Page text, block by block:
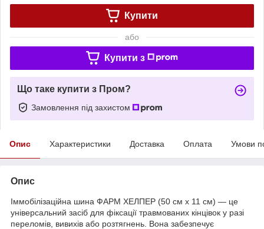
Купити
або
Купити з
Що таке купити з Пром?
Замовлення під захистом
Опис Характеристики Доставка Оплата Умови
Опис
Іммобілізаційна шина ФАРМ ХЕЛПЕР (50 см х 11 см) — це
універсальний засіб для фіксації травмованих кінцівок у разі
переломів, вивихів або розтягнень. Вона забезпечує